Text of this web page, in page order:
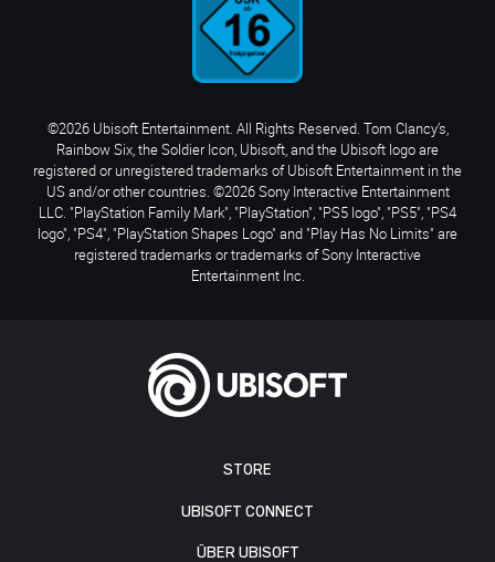
STORE
UBISOFT CONNECT
ÜBER UBISOFT
©2026 Ubisoft Entertainment. All Rights Reserved. Tom Clancy’s,
Rainbow Six, the Soldier Icon, Ubisoft, and the Ubisoft logo are
registered or unregistered trademarks of Ubisoft Entertainment in the
US and/or other countries. ©2026 Sony Interactive Entertainment
LLC. "PlayStation Family Mark", "PlayStation", "PS5 logo", "PS5", "PS4
logo", "PS4", "PlayStation Shapes Logo" and "Play Has No Limits" are
registered trademarks or trademarks of Sony Interactive
Entertainment Inc.